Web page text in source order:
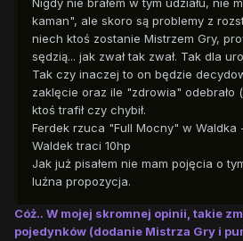
Nigdy nie brałem w tym udziału, nie
kaman", ale skoro są problemy z
niech ktoś zostanie Mistrzem Gry,
sędzią... jak zwał tak zwał. Tak dla
Tak czy inaczej to on będzie
zaklęcie oraz ile "zdrowia" odebrało
ktoś trafił czy chybił.
Ferdek rzuca "Full Mocny" w Waldka
Waldek traci 10hp
Jak już pisałem nie mam pojęcia o
luźna propozycja.
Cóż.. W mojej skromnej opinii, takie
pojedynków (dodanie Mistrza Gry i